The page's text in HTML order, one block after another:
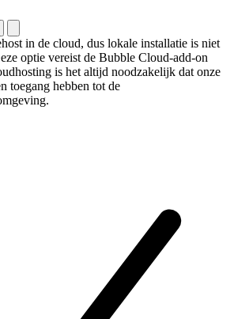
in de cloud, dus lokale installatie is niet
optie vereist de Bubble Cloud-add-on
is het altijd noodzakelijk dat onze
toegang hebben tot de